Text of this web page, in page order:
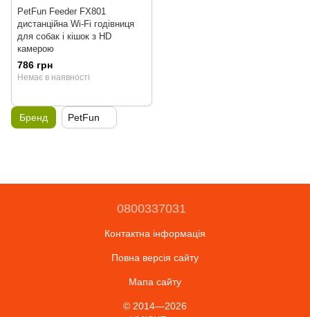
PetFun Feeder FX801
дистанційна Wi-Fi годівниця
для собак і кішок з HD
камерою
786 грн
Немає в наявності
Бренд PetFun
0800337031
Контактна інформація
Повна версія сайту
Мапа сайту
© 2014—2026